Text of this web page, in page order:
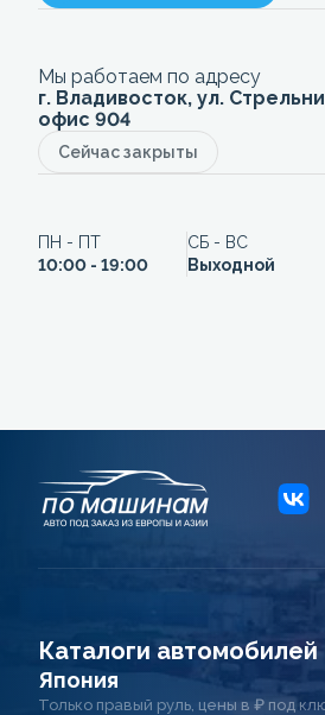
Мы работаем по адресу
г. Владивосток, ул.
офис 904
Сейчас закрыты
ПН - ПТ
10:00 - 19:00
СБ - ВС
Выходной
Каталоги автомобилей
Япония
Только правый руль, цены в ₽ под